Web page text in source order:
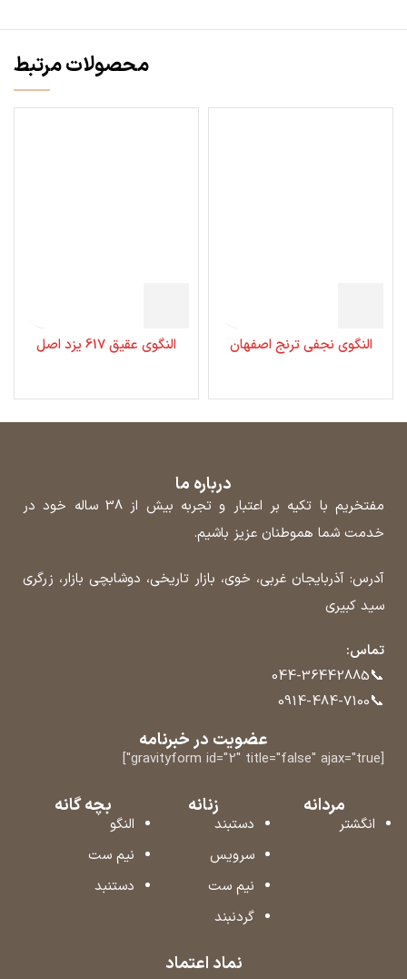
محصولات مرتبط
النگوی نجفی ترنج اصفهان النگوی عقیق 617 یزد اصل
درباره ما
مفتخریم با تکیه بر اعتبار و تجربه بیش از 38 ساله خود در
خدمت شما هموطنان عزیز باشیم.
آدرس: آذربایجان غربی، خوی، بازار تاریخی، دوشابچی بازار، زرگری
سید کبیری
تماس:
📞
044-36442885
📞
0914-484-7100
عضویت در خبرنامه
[gravityform id="2" title="false" ajax="true"]
مردانه
انگشتر
زنانه
دستبند
سرویس
نیم ست
گردنبند
بچه گانه
النگو
نیم ست
دستنبد
نماد اعتماد